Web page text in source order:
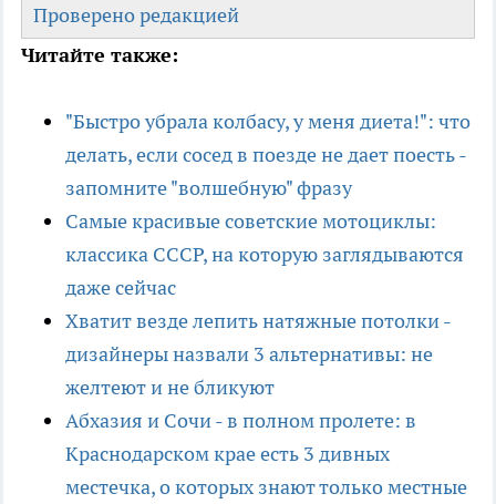
Проверено редакцией
Читайте также:
"Быстро убрала колбасу, у меня диета!": что
делать, если сосед в поезде не дает поесть -
запомните "волшебную" фразу
Самые красивые советские мотоциклы:
классика СССР, на которую заглядываются
даже сейчас
Хватит везде лепить натяжные потолки -
дизайнеры назвали 3 альтернативы: не
желтеют и не бликуют
Абхазия и Сочи - в полном пролете: в
Краснодарском крае есть 3 дивных
местечка, о которых знают только местные